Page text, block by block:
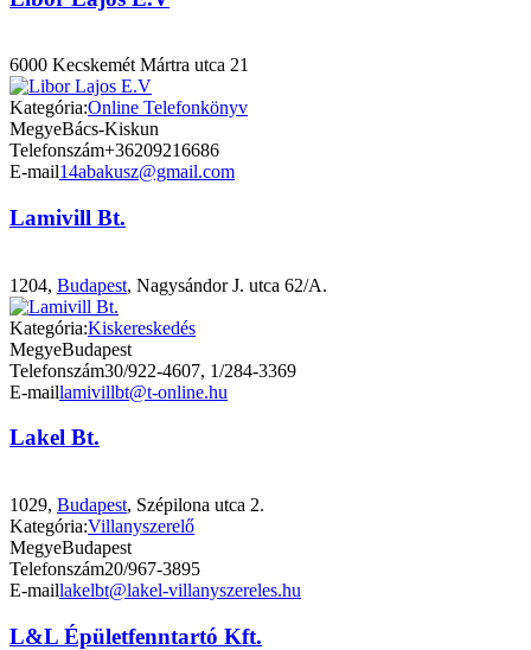
6000 Kecskemét Mártra utca 21
Kategória:Online Telefonkönyv
MegyeBács-Kiskun
Telefonszám+36209216686
E-mail14abakusz@gmail.com
Lamivill Bt.
1204, Budapest, Nagysándor J. utca 62/A.
Kategória:Kiskereskedés
MegyeBudapest
Telefonszám30/922-4607, 1/284-3369
E-maillamivillbt@t-online.hu
Lakel Bt.
1029, Budapest, Szépilona utca 2.
Kategória:Villanyszerelő
MegyeBudapest
Telefonszám20/967-3895
E-maillakelbt@lakel-villanyszereles.hu
L&L Épületfenntartó Kft.